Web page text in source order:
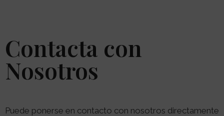
Contacta con
Nosotros
Puede ponerse en contacto con nosotros directamente